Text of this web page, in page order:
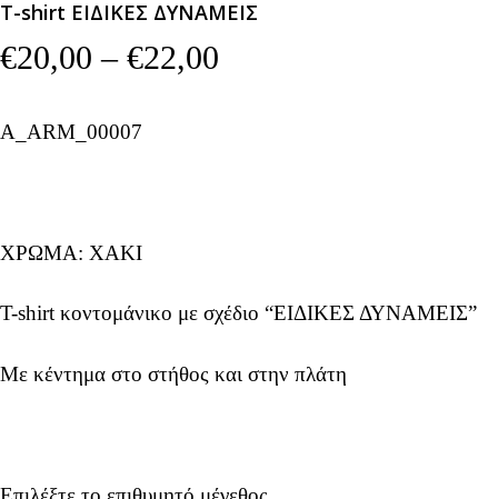
T-shirt ΕΙΔΙΚΕΣ ΔΥΝΑΜΕΙΣ
€20,00 – €22,00
A_ARM_00007
ΧΡΩΜΑ: ΧΑΚΙ
T-shirt κοντομάνικο με σχέδιο “ΕΙΔΙΚΕΣ ΔΥΝΑΜΕΙΣ”
Με κέντημα στο στήθος και στην πλάτη